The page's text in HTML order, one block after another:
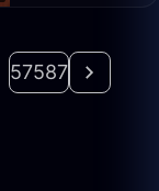
57587